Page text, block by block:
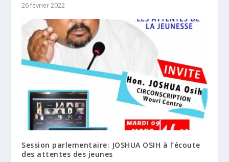
26 février 2022
Session parlementaire: JOSHUA OSIH à l’écoute
des attentes des jeunes